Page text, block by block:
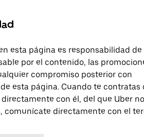
esta página es responsabilidad de
por el contenido, las
compromiso posterior con
esta página. Cuando te contratas
con él, del que Uber no
comunícate directamente con el